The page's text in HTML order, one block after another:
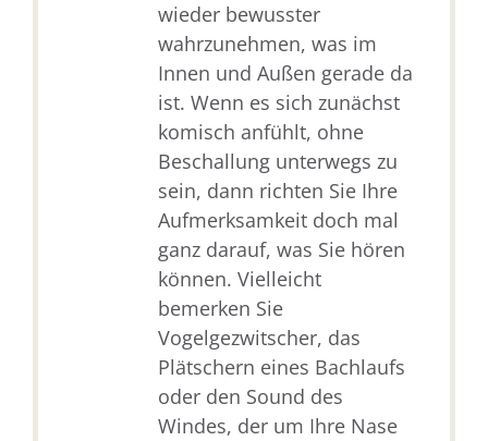
wieder bewusster
wahrzunehmen, was im
Innen und Außen gerade da
ist. Wenn es sich zunächst
komisch anfühlt, ohne
Beschallung unterwegs zu
sein, dann richten Sie Ihre
Aufmerksamkeit doch mal
ganz darauf, was Sie hören
können. Vielleicht
bemerken Sie
Vogelgezwitscher, das
Plätschern eines Bachlaufs
oder den Sound des
Windes, der um Ihre Nase